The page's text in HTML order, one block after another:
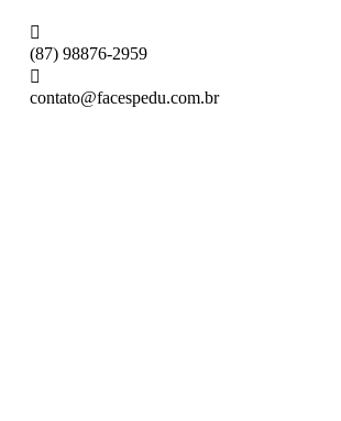
(87) 98876-2959
contato@facespedu.com.br